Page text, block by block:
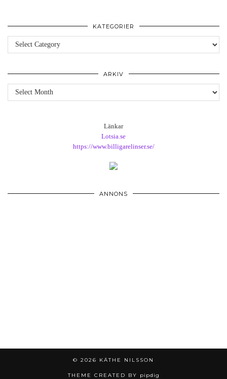
KATEGORIER
Kategorier
ARKIV
Arkiv
Länkar
Lotsia.se
https://www.billigarelinser.se/
ANNONS
© 2026 KÄTHE NILSSON
THEME CREATED BY pipdig